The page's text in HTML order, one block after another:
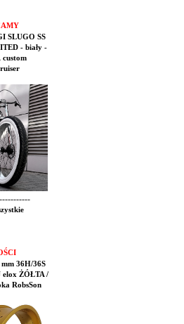
SLUGO SS
- biały -
custom
36H/36S
elox ŻÓŁTA /
RobsSon